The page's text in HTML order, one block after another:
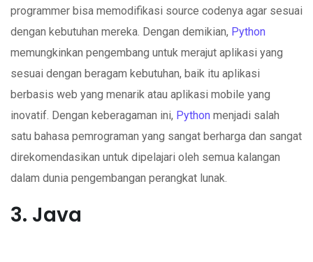
programmer bisa memodifikasi source codenya agar sesuai
dengan kebutuhan mereka. Dengan demikian, Python
memungkinkan pengembang untuk merajut aplikasi yang
sesuai dengan beragam kebutuhan, baik itu aplikasi
berbasis web yang menarik atau aplikasi mobile yang
inovatif. Dengan keberagaman ini, Python menjadi salah
satu bahasa pemrograman yang sangat berharga dan sangat
direkomendasikan untuk dipelajari oleh semua kalangan
dalam dunia pengembangan perangkat lunak.
3. Java